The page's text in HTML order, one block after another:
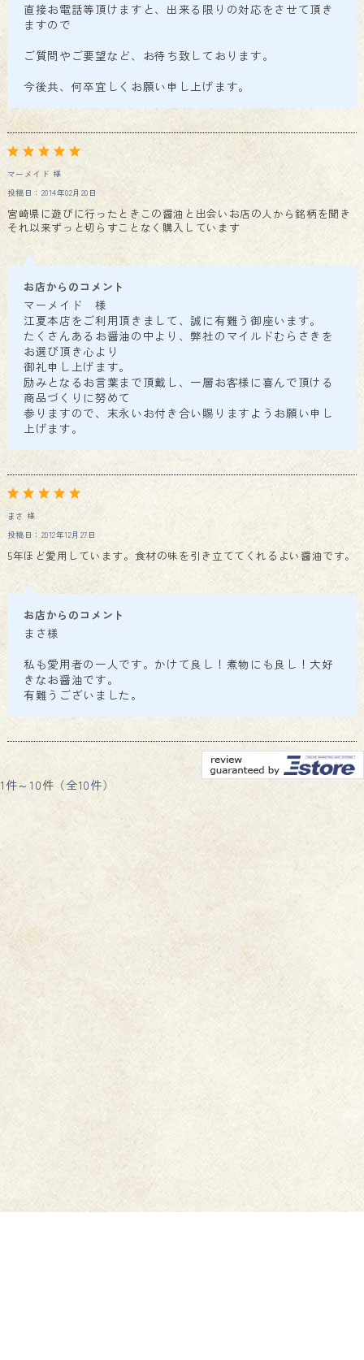
直接お電話等頂けますと、出来る限りの対応をさせて頂き
ますので
ご質問やご要望など、お待ち致しております。
今後共、何卒宜しくお願い申し上げます。
マーメイド 様
投稿日：2014年02月20日
宮崎県に遊びに行ったときこの醤油と出会いお店の人から銘柄を聞き
それ以来ずっと切らすことなく購入しています
お店からのコメント
マーメイド 様
江夏本店をご利用頂きまして、誠に有難う御座います。
たくさんあるお醤油の中より、弊社のマイルドむらさきを
お選び頂き心より
御礼申し上げます。
励みとなるお言葉まで頂戴し、一層お客様に喜んで頂ける
商品づくりに努めて
参りますので、末永いお付き合い賜りますようお願い申し
上げます。
まさ 様
投稿日：2012年12月27日
5年ほど愛用しています。食材の味を引き立ててくれるよい醤油です。
お店からのコメント
まさ様
私も愛用者の一人です。かけて良し！煮物にも良し！大好
きなお醤油です。
有難うございました。
1件～10件（全10件）